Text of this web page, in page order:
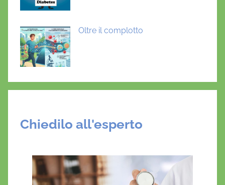
Oltre il complotto
Chiedilo all'esperto